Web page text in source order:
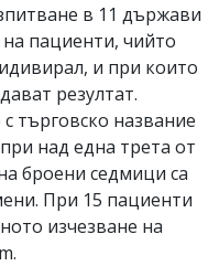
в 11 държави
пациенти, чийто
и при които
резултат.
търговско название
над една трета от
броени седмици са
При 15 пациенти
изчезване на